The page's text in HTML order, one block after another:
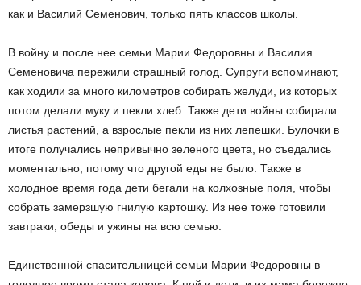
как и Василий Семенович, только пять классов школы.
В войну и после нее семьи Марии Федоровны и Василия
Семеновича пережили страшный голод. Супруги вспоминают,
как ходили за много километров собирать желуди, из которых
потом делали муку и пекли хлеб. Также дети войны собирали
листья растений, а взрослые пекли из них лепешки. Булочки в
итоге получались непривычно зеленого цвета, но съедались
моментально, потому что другой еды не было. Также в
холодное время года дети бегали на колхозные поля, чтобы
собрать замерзшую гнилую картошку. Из нее тоже готовили
завтраки, обеды и ужины на всю семью.
Единственной спасительницей семьи Марии Федоровны в